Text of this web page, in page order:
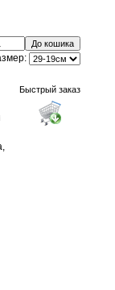
Быстрый заказ